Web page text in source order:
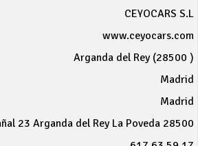
CEYOCARS S.L
www.ceyocars.com
Arganda del Rey (28500 )
Madrid
Madrid
23 Arganda del Rey La Poveda 28500